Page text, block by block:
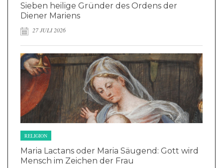
Sieben heilige Gründer des Ordens der
Diener Mariens
27 JULI 2026
RELIGION
Maria Lactans oder Maria Säugend: Gott wird
Mensch im Zeichen der Frau